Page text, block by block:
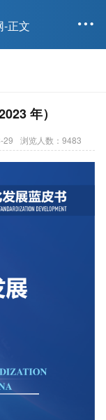
-正文 
年）
29 浏览人数：9483